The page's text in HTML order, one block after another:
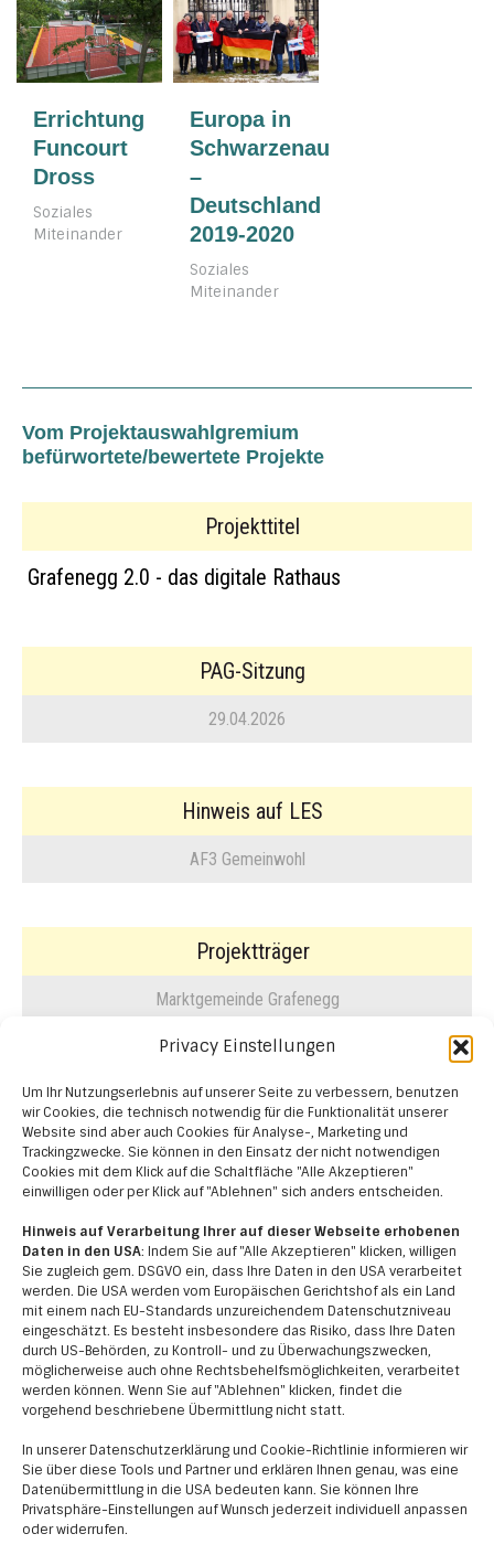
Privacy Einstellungen
Um Ihr Nutzungserlebnis auf unserer Seite zu verbessern, benutzen
wir Cookies, die technisch notwendig für die Funktionalität unserer
Website sind aber auch Cookies für Analyse-, Marketing und
Trackingzwecke. Sie können in den Einsatz der nicht notwendigen
Cookies mit dem Klick auf die Schaltfläche "Alle Akzeptieren"
einwilligen oder per Klick auf "Ablehnen" sich anders entscheiden.
Hinweis auf Verarbeitung Ihrer auf dieser Webseite erhobenen
Daten in den USA: Indem Sie auf "Alle Akzeptieren" klicken, willigen
Sie zugleich gem. DSGVO ein, dass Ihre Daten in den USA verarbeitet
werden. Die USA werden vom Europäischen Gerichtshof als ein Land
mit einem nach EU-Standards unzureichendem Datenschutzniveau
eingeschätzt. Es besteht insbesondere das Risiko, dass Ihre Daten
durch US-Behörden, zu Kontroll- und zu Überwachungszwecken,
möglicherweise auch ohne Rechtsbehelfsmöglichkeiten, verarbeitet
werden können. Wenn Sie auf "Ablehnen" klicken, findet die
vorgehend beschriebene Übermittlung nicht statt.
In unserer Datenschutzerklärung und Cookie-Richtlinie informieren wir
Sie über diese Tools und Partner und erklären Ihnen genau, was eine
Datenübermittlung in die USA bedeuten kann. Sie können Ihre
Privatsphäre-Einstellungen auf Wunsch jederzeit individuell anpassen
oder widerrufen.
Errichtung
Funcourt
Dross
Soziales
Miteinander
Europa in
Schwarzenau
–
Deutschland
2019-2020
Soziales
Miteinander
Vom Projektauswahlgremium
befürwortete/bewertete Projekte
Projekttitel
Grafenegg 2.0 - das digitale Rathaus
PAG-Sitzung
29.04.2026
Hinweis auf LES
AF3 Gemeinwohl
Projektträger
Marktgemeinde Grafenegg
Förderhöhe
63%
Kontakt
Verein LEADER-Region Kamptal+